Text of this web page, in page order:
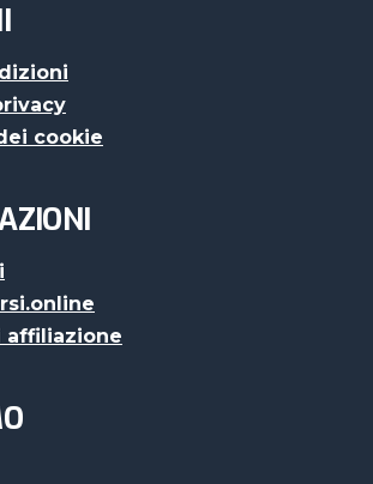
cookie
affiliazione